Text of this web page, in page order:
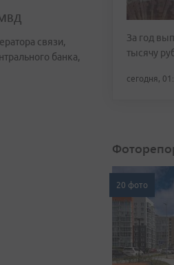
связи,
банка,
За год
тысячу
сегодня,
20 фото